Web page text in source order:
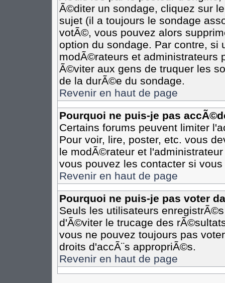
Ã©diter un sondage, cliquez sur
sujet (il a toujours le sondage
votÃ©, vous pouvez alors
option du sondage. Par contre,
modÃ©rateurs et administrateurs
Ã©viter aux gens de truquer les
de la durÃ©e du sondage.
Revenir en haut de page
Pourquoi ne puis-je pas
Certains forums peuvent limiter
Pour voir, lire, poster, etc. vous
le modÃ©rateur et
vous pouvez les contacter si
Revenir en haut de page
Pourquoi ne puis-je pas voter
Seuls les utilisateurs
d'Ã©viter le trucage des
vous ne pouvez toujours pas
droits d'accÃ¨s appropriÃ©s.
Revenir en haut de page